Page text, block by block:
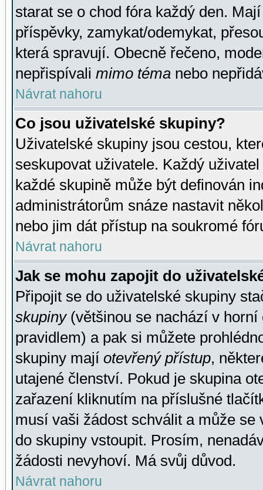
starat se o chod fóra každý den.
příspěvky, zamykat/odemykat,
která spravují. Obecně řečeno,
nepřispívali mimo téma nebo
Návrat nahoru
Co jsou uživatelské skupiny?
Uživatelské skupiny jsou cestou,
seskupovat uživatele. Každý
každé skupině může být definován
administrátorům snáze nastavit
nebo jim dát přístup na soukromé
Návrat nahoru
Jak se mohu zapojit do
Připojit se do uživatelské skupiny
skupiny(většinou se nachází v horní
pravidlem) a pak si můžete
skupiny mají otevřený přístup,
utajené členství. Pokud je skupina
zařazení kliknutím na příslušné
musí vaši žádost schválit a může se
do skupiny vstoupit. Prosím,
žádosti nevyhoví. Má svůj důvod.
Návrat nahoru